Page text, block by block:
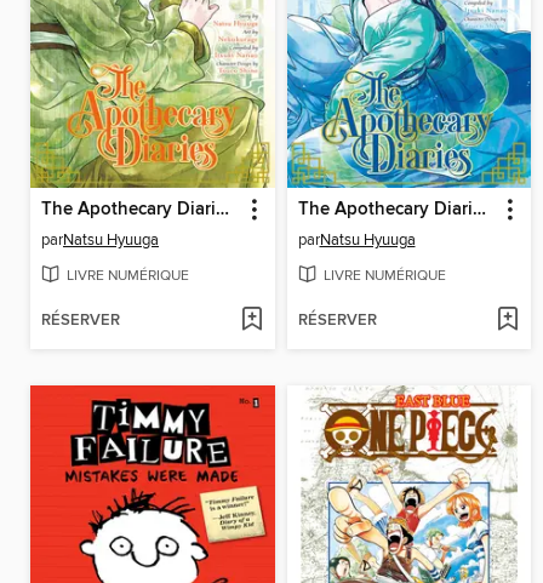
The Apothecary Diaries, Volume 14
parNatsu Hyuuga
LIVRE NUMÉRIQUE
RÉSERVER
The Apothecary Diaries, Volume 12
parNatsu Hyuuga
LIVRE NUMÉRIQUE
RÉSERVER